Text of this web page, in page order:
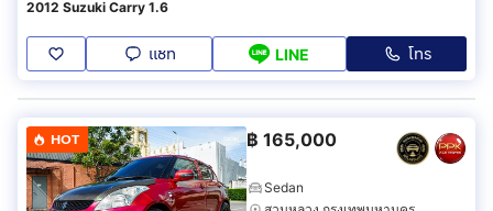
2012 Suzuki Carry 1.6
แชท LINE โทร
HOT ฿ 165,000
Sedan